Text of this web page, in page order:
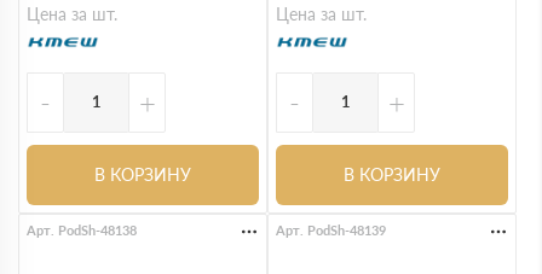
Цена за шт.
- +
В КОРЗИНУ
Цена за шт.
- +
В КОРЗИНУ
Арт. PodSh-48138 Арт. PodSh-48139